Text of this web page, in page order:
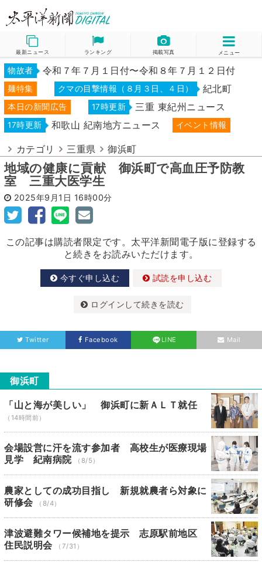
最新ニュース ランキング 掲載写真 メニュー
物故者 令和７年７月１日付〜令和８年７月１２日付
麺特集 クマの目撃情報（８月３日、４日） 紀北町
本日の新聞広告 17時更新 三重 東紀州ニュース
17時更新 和歌山 紀南地方ニュース イベント情報
カテゴリ 三重県 御浜町
地域の健康に貢献 御浜町で高血圧予防教
室 三重大医学生
2025年9月1日 16時00分
この記事は購読者限定です。太平洋新聞電子版に登録する
と続きをお読みいただけます。
今すぐ申し込む 試読を申し込む
ログインして続きを読む
Twitter Facebook LINE Mail
御浜町
「山と海が美しい」 御浜町に新ＡＬＴ就任
（14時間前）
会場設営に汗を流す参加者 高校生が医療現場
見学 紀南病院
（8/5）
農家としての成功目指し 新規就農者ら対象に
研修会
（8/4）
津波避難タワー候補地を提示 志原駅前地区
住民説明会
（7/31）